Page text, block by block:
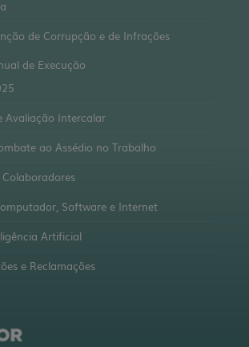
de Corrupção e de Infrações
de Execução
Avaliação Intercalar
ao Assédio no Trabalho
Software e Internet
Artificial
e Reclamações